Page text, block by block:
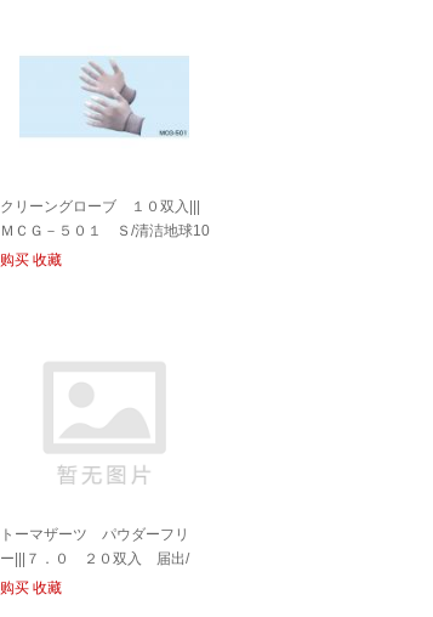
クリーングローブ １０双入|||
ＭＣＧ－５０１ Ｓ/清洁地球10
双项| | | MCG-501小号
购买 收藏
トーマザーツ パウダーフリ
ー|||７．０ ２０双入 届出/
购买 收藏